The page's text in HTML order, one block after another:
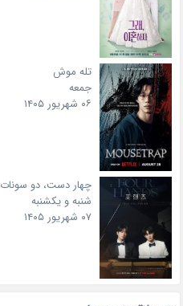
تله موش
جمعه
۰۶ شهریور ۱۴۰۵
چهار دست، دو سونات
شنبه و یکشنبه
۰۷ شهریور ۱۴۰۵